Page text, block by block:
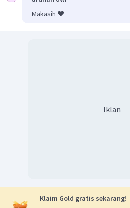
Makasih ❤️
Iklan
Klaim Gold gratis sekarang!